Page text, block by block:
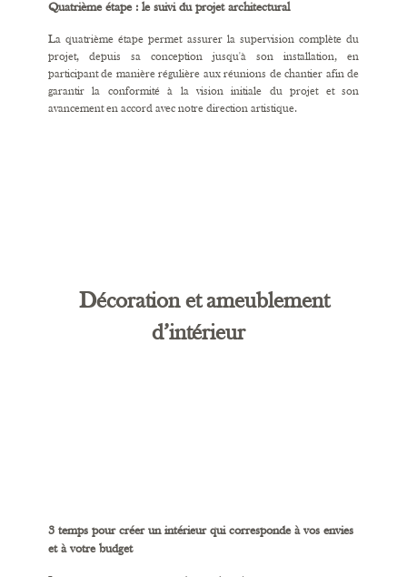
Quatrième étape : le suivi du projet architectural
La quatrième étape permet assurer la supervision complète du
projet, depuis sa conception jusqu'à son installation, en
participant de manière régulière aux réunions de chantier afin de
garantir la conformité à la vision initiale du projet et son
avancement en accord avec notre direction artistique.
ameublement
Décoration et ameublement
d’intérieur
3 temps pour créer un intérieur qui corresponde à vos envies
et à votre budget